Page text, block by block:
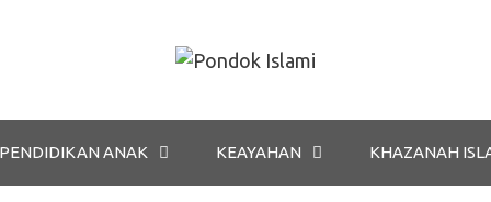
PENDIDIKAN ANAK KEAYAHAN KHAZANAH